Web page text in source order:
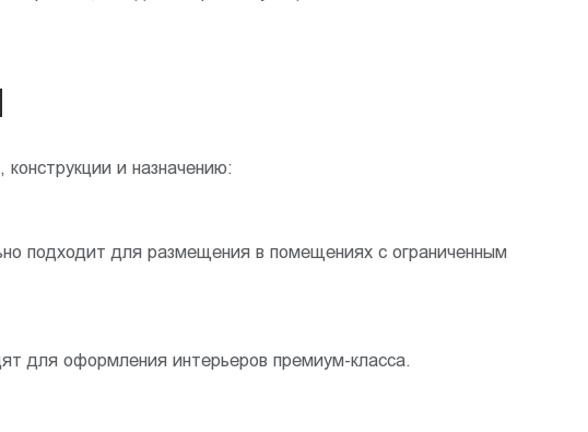
и назначению:
подходит для размещения в помещениях с ограниченным
для оформления интерьеров премиум-класса.